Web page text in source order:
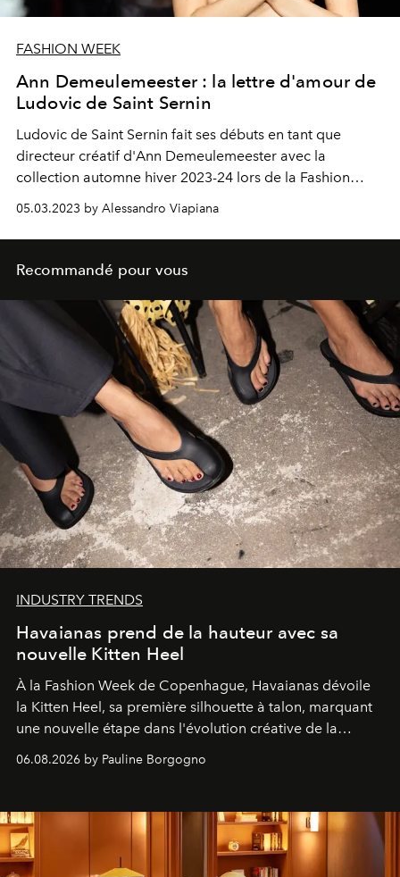
FASHION WEEK
Ann Demeulemeester : la lettre d'amour de
Ludovic de Saint Sernin
Ludovic de Saint Sernin fait ses débuts en tant que
directeur créatif d'Ann Demeulemeester avec la
collection automne hiver 2023-24 lors de la Fashion
Week de Paris.
05.03.2023 by Alessandro Viapiana
Recommandé pour vous
INDUSTRY TRENDS
Havaianas prend de la hauteur avec sa
nouvelle Kitten Heel
À la Fashion Week de Copenhague, Havaianas dévoile
la Kitten Heel, sa première silhouette à talon, marquant
une nouvelle étape dans l'évolution créative de la
06.08.2026 by Pauline Borgogno